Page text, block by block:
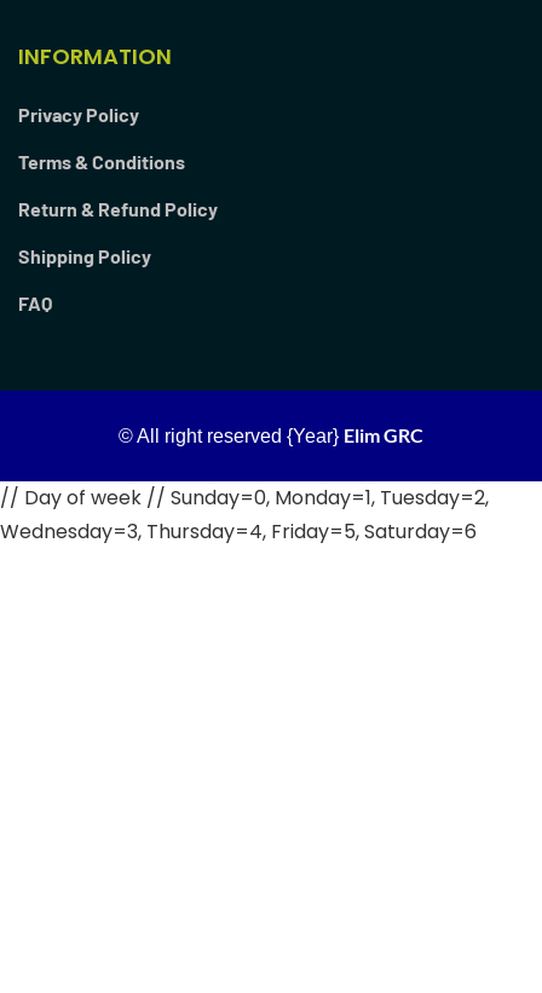
INFORMATION
Privacy Policy
Terms & Conditions
Return & Refund Policy
Shipping Policy
FAQ
© All right reserved {Year} Elim GRC
// Day of week // Sunday=0, Monday=1, Tuesday=2,
Wednesday=3, Thursday=4, Friday=5, Saturday=6